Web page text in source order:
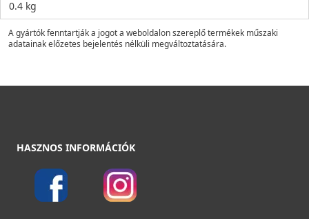
0.4 kg
A gyártók fenntartják a jogot a weboldalon szereplő termékek műszaki
adatainak előzetes bejelentés nélküli megváltoztatására.
HASZNOS INFORMÁCIÓK